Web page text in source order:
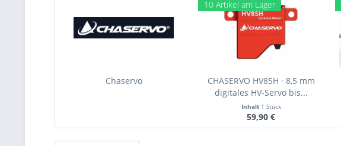
Chaservo
10 Artikel am Lager
CHASERVO HV85H · 8,5 mm
digitales HV-Servo bis...
Inhalt 1 Stück
59,90 €